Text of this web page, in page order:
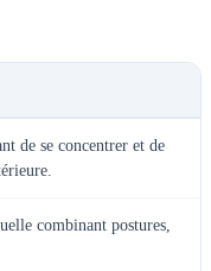
de se concentrer et de
combinant postures,